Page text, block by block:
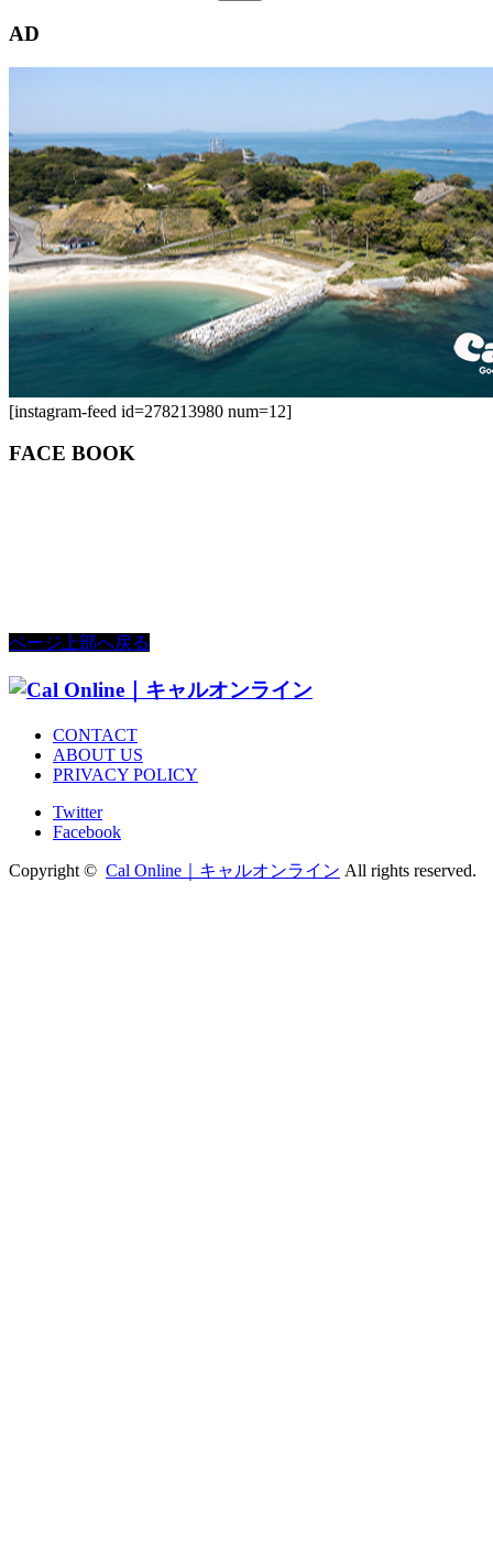
AD
[instagram-feed id=278213980 num=12]
FACE BOOK
ページ上部へ戻る
CONTACT
ABOUT US
PRIVACY POLICY
Twitter
Facebook
Copyright © Cal Online｜キャルオンライン All rights reserved.